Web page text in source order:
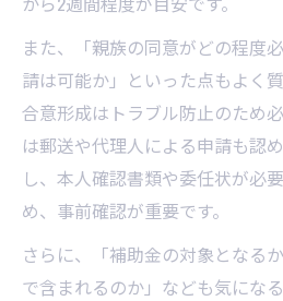
また、「親族の同意がどの程度
請は可能か」といった点もよく
合意形成はトラブル防止のため
は郵送や代理人による申請も認
し、本人確認書類や委任状が必
め、事前確認が重要です。
さらに、「補助金の対象となる
で含まれるのか」なども気にな